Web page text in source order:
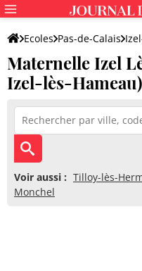
Ecoles Pas-de-Calais
Maternelle Izel Lès Hameau
Maternelle Izel
Izel-lès-Hameau)
Voir aussi : Tilloy-lès-
Monchel